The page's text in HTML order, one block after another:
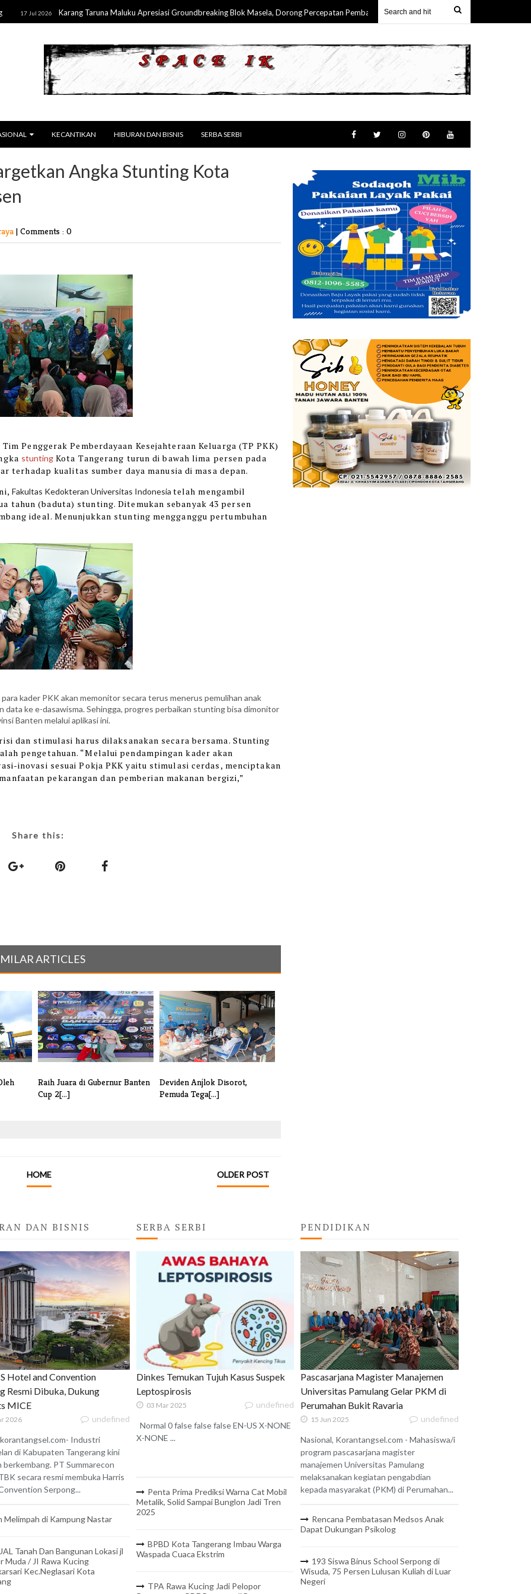
Jul 2026 Karang Taruna Maluku Apresiasi Groundbreaking Blok Masela, Dorong Percepatan Pembangunan & Keterlibatan Nyata Masyarakat Maluku
KECANTIKAN HIBURAN DAN BISNIS SERBA SERBI
Angka Stunting Kota
| Comments : 0
Tim Penggerak Pemberdayaan Kesejahteraan Keluarga (TP PKK)
stuntingKota Tangerang turun di bawah lima persen pada
terhadap kualitas sumber daya manusia di masa depan.
Fakultas Kedokteran Universitas Indonesia telah mengambil
tahun (baduta) stunting. Ditemukan sebanyak 43 persen
ideal. Menunjukkan stunting mengganggu pertumbuhan
kader PKK akan memonitor secara terus menerus pemulihan anak
data ke e-dasawisma. Sehingga, progres perbaikan stunting bisa dimonitor
Banten melalui aplikasi ini.
dan stimulasi harus dilaksanakan secara bersama. Stunting
pengetahuan. “Melalui pendampingan kader akan
inovasi sesuai Pokja PKK yaitu stimulasi cerdas, menciptakan
pekarangan dan pemberian makanan bergizi,”
Share this:
ARTICLES
Raih Juara di Gubernur Banten
Cup 2[...]
Deviden Anjlok Disorot,
Pemuda Tega[...]
OLDER POST
HOME
DAN BISNIS
Hotel and Convention
Resmi Dibuka, Dukung
MICE
2026 undefined
Industri
di Kabupaten Tangerang kini
berkembang. PT Summarecon
secara resmi membuka Harris
Serpong...
Melimpah di Kampung Nastar
Tanah Dan Bangunan Lokasi jl
Muda / JI Rawa Kucing
Kec.Neglasari Kota
SERBA SERBI
Dinkes Temukan Tujuh Kasus Suspek
Leptospirosis
03 Mar 2025 undefined
Normal 0 false false false EN-US X-NONE
X-NONE ...
Penta Prima Prediksi Warna Cat Mobil
Metalik, Solid Sampai Bunglon Jadi Tren
2025
BPBD Kota Tangerang Imbau Warga
Waspada Cuaca Ekstrim
TPA Rawa Kucing Jadi Pelopor
PENDIDIKAN
Pascasarjana Magister Manajemen
Universitas Pamulang Gelar PKM di
Perumahan Bukit Ravaria
15 Jun 2025 undefined
Nasional, Korantangsel.com - Mahasiswa/i
program pascasarjana magister
manajemen Universitas Pamulang
melaksanakan kegiatan pengabdian
kepada masyarakat (PKM) di Perumahan...
Rencana Pembatasan Medsos Anak
Dapat Dukungan Psikolog
193 Siswa Binus School Serpong di
Wisuda, 75 Persen Lulusan Kuliah di Luar
Negeri